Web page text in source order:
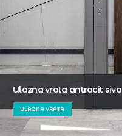
Ulazna vrata antracit siva
ULAZNA VRATA